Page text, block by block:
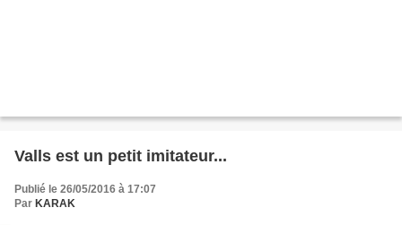
Valls est un petit imitateur...
Publié le 26/05/2016 à 17:07
Par KARAK